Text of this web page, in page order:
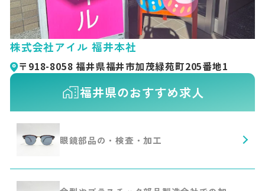
株式会社アイル 福井本社
〒918-8058 福井県福井市加茂緑苑町205番地1
福井県のおすすめ求人
眼鏡部品の・検査・加工